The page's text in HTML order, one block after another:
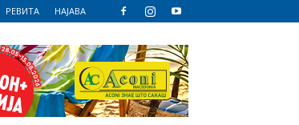
РЕВИТА НАЈАВА